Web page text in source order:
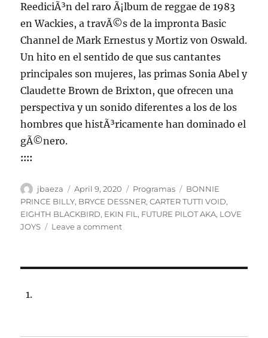
ReediciÃ³n del raro Ã¡lbum de reggae de 1983
en Wackies, a travÃ©s de la impronta Basic
Channel de Mark Ernestus y Mortiz von Oswald.
Un hito en el sentido de que sus cantantes
principales son mujeres, las primas Sonia Abel y
Claudette Brown de Brixton, que ofrecen una
perspectiva y un sonido diferentes a los de los
hombres que histÃ³ricamente han dominado el
gÃ©nero.
::::
Author
jbaeza
Posted
on
April 9, 2020 Categories
Programas Tags
BONNIE
PRINCE BILLY, BRYCE DESSNER,CARTER TUTTI VOID,
EIGHTH BLACKBIRD, EKIN FIL, FUTURE PILOT AKA, LOVE
JOYS
Leave a commenton